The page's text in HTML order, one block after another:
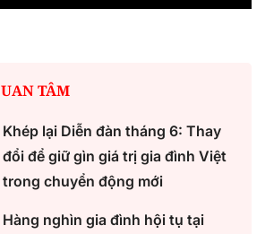
TÂM
Khép lại Diễn đàn tháng 6: Thay
đổi để giữ gìn giá trị gia đình Việt
trong chuyển động mới
Hàng nghìn gia đình hội tụ tại